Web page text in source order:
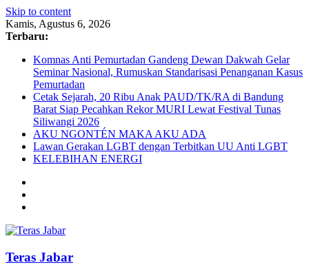
Skip to content
Kamis, Agustus 6, 2026
Terbaru:
Komnas Anti Pemurtadan Gandeng Dewan Dakwah Gelar
Seminar Nasional, Rumuskan Standarisasi Penanganan Kasus
Pemurtadan
Cetak Sejarah, 20 Ribu Anak PAUD/TK/RA di Bandung
Barat Siap Pecahkan Rekor MURI Lewat Festival Tunas
Siliwangi 2026
AKU NGONTÉN MAKA AKU ADA
Lawan Gerakan LGBT dengan Terbitkan UU Anti LGBT
KELEBIHAN ENERGI
Teras Jabar